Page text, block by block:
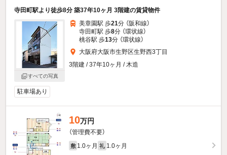
寺田町駅より徒歩8分 築37年10ヶ月 3階建の賃貸物件
すべての写真
美章園駅 歩21分 （阪和線）
寺田町駅 歩8分 （環状線）
桃谷駅 歩13分 （環状線）
大阪府大阪市生野区生野西3丁目
3階建 / 37年10ヶ月 / 木造
駐車場あり
10万円
（管理費不要）
敷 1.0ヶ月 礼 1.0ヶ月